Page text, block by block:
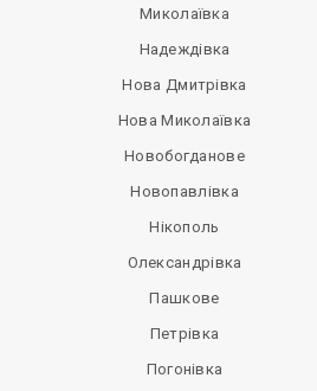
Миколаївка
Надеждівка
Нова Дмитрівка
Нова Миколаївка
Новобогданове
Новопавлівка
Нікополь
Олександрівка
Пашкове
Петрівка
Погонівка